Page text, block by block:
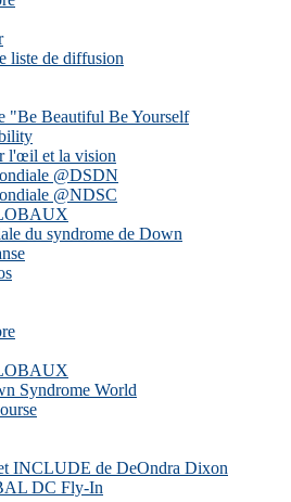
liste de diffusion
"Be Beautiful Be Yourself
l'œil et la vision
@DSDN
@NDSC
du syndrome de Down
Syndrome World
INCLUDE de DeOndra Dixon
DC Fly-In